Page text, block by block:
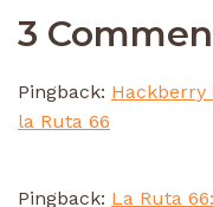
3
Pingback: Hackberry
la Ruta 66
Pingback: La Ruta